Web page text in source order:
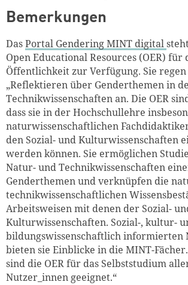
Bemerkungen
DasPortal Gendering MINT digital
Open Educational Resources (OER) für
Öffentlichkeit zur Verfügung. Sie regen
„Reflektieren über Genderthemen in
Technikwissenschaften an. Die OER
dass sie in der Hochschullehre
naturwissenschaftlichen
den Sozial- und Kulturwissenschaften
werden können. Sie ermöglichen
Natur- und Technikwissenschaften
Genderthemen und verknüpfen die
technikwissenschaftlichen
Arbeitsweisen mit denen der Sozial-
Kulturwissenschaften. Sozial-, kultur-
bildungswissenschaftlich informierten
bieten sie Einblicke in die MINT-
sind die OER für das Selbststudium
Nutzer_innen geeignet.“